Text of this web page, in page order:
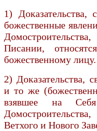
1) Доказательства,
божественные
Писании,
божественному лицу.
2) Доказательства,
и то же
взявшее на
Ветхого и Нового